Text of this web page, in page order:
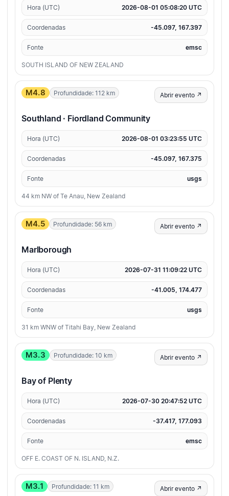
Hora (UTC) 2026-08-01 05:08:20 UTC
Coordenadas -45.097, 167.397
Fonte emsc
SOUTH ISLAND OF NEW ZEALAND
M4.8 Profundidade: 112 km Abrir evento ↗
Southland · Fiordland Community
Hora (UTC) 2026-08-01 03:23:55 UTC
Coordenadas -45.097, 167.375
Fonte usgs
44 km NW of Te Anau, New Zealand
M4.5 Profundidade: 56 km Abrir evento ↗
Marlborough
Hora (UTC) 2026-07-31 11:09:22 UTC
Coordenadas -41.005, 174.477
Fonte usgs
31 km WNW of Titahi Bay, New Zealand
M3.3 Profundidade: 10 km Abrir evento ↗
Bay of Plenty
Hora (UTC) 2026-07-30 20:47:52 UTC
Coordenadas -37.417, 177.093
Fonte emsc
OFF E. COAST OF N. ISLAND, N.Z.
M3.1 Profundidade: 11 km Abrir evento ↗